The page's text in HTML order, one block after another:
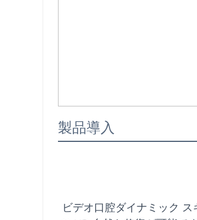
製品導入
ビデオ口腔ダイナミック